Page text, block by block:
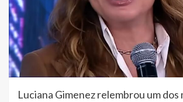
Luciana Gimenez relembrou um dos